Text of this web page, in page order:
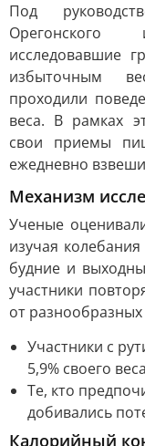
Под
Орегонского
исследовавшие
избыточным
проходили
веса. В рамках
свои приемы
ежедневно
Механизм
Ученые
изучая
будние и
участники
от
Участники с
5,9% своего
Те, кто
добивались
Калорийный